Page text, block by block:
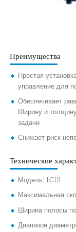
Преимущества
Простая
управление для
Обеспечивает
Ширину и
задачи
Снижает риск
Технические
Модель: LC01
Максимальная
Ширина полосы
Диапазон